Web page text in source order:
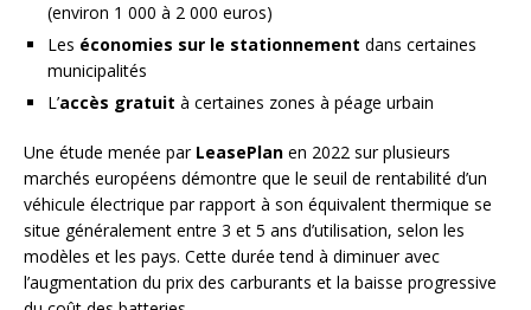
(environ 1 000 à 2 000 euros)
Les économies sur le stationnement dans certaines
municipalités
L’accès gratuit à certaines zones à péage urbain
Une étude menée par LeasePlan en 2022 sur plusieurs
marchés européens démontre que le seuil de rentabilité d’un
véhicule électrique par rapport à son équivalent thermique se
situe généralement entre 3 et 5 ans d’utilisation, selon les
modèles et les pays. Cette durée tend à diminuer avec
l’augmentation du prix des carburants et la baisse progressive